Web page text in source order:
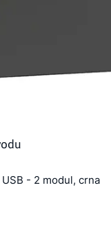
- 2 modul, crna